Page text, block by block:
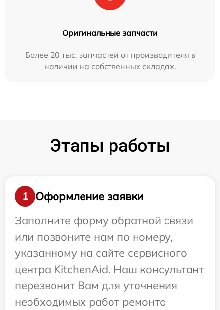
Оригинальные запчасти
Более 20 тыс. запчастей от производителя в
наличии на собственных складах.
Этапы работы
1
Оформление заявки
Заполните форму обратной связи
или позвоните нам по номеру,
указанному на сайте сервисного
центра KitchenAid. Наш консультант
перезвонит Вам для уточнения
необходимых работ ремонта